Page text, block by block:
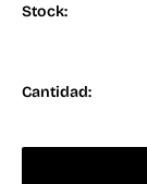
Stock:
Cantidad: